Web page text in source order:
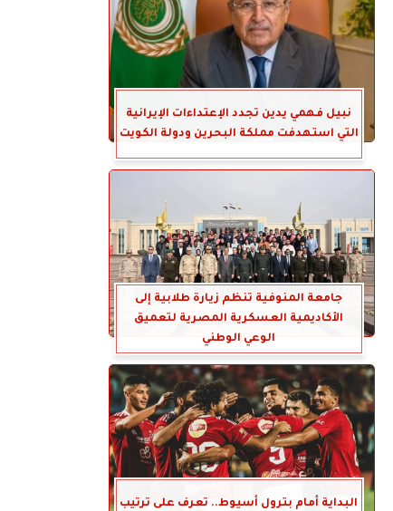
نبيل فهمي يدين تجدد الإعتداءات الإيرانية
التي استهدفت مملكة البحرين ودولة الكويت
جامعة المنوفية تنظم زيارة طلابية إلى
الأكاديمية العسكرية المصرية لتعميق
الوعي الوطني
البداية أمام بترول أسيوط.. تعرف على ترتيب